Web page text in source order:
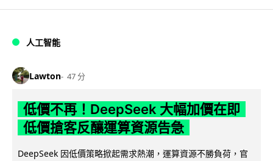
人工智能
Lawton 47 分
低價不再！DeepSeek 大幅加價在即
低價搶客反釀運算資源告急
DeepSeek 因低價策略掀起需求熱潮，運算資源不勝負荷，官